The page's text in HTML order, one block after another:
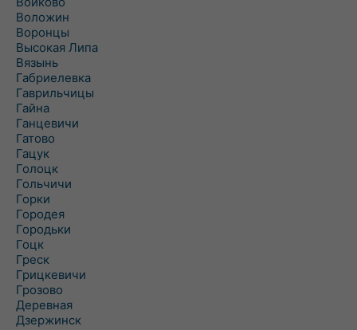
Воложин
Воронцы
Высокая Липа
Вязынь
Габриелевка
Гаврильчицы
Гайна
Ганцевичи
Гатово
Гацук
Голоцк
Гольчичи
Горки
Городея
Городьки
Гоцк
Греск
Грицкевичи
Грозово
Деревная
Дзержинск